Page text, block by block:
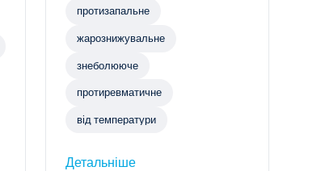
протизапальне
жарознижувальне
знеболююче
протиревматичне
від температури
Детальніше